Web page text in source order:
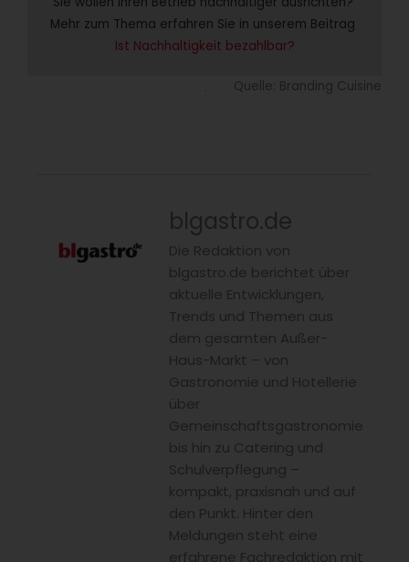
Ist Nachhaltigkeit bezahlbar?
Quelle: Branding Cuisine
blgastro.de
Die Redaktion von
blgastro.de berichtet über
aktuelle Entwicklungen,
Trends und Themen aus
dem gesamten Außer-
Haus-Markt – von
Gastronomie und Hotellerie
über
Gemeinschaftsgastronomie
bis hin zu Catering und
Schulverpflegung –
kompakt, praxisnah und auf
den Punkt. Hinter den
Meldungen steht eine
erfahrene Fachredaktion mit